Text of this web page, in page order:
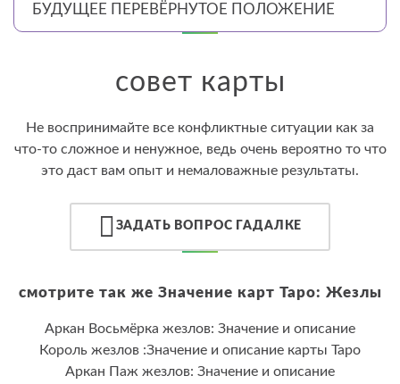
БУДУЩЕЕ ПЕРЕВЁРНУТОЕ ПОЛОЖЕНИЕ
совет карты
Не воспринимайте все конфликтные ситуации как за
что-то сложное и ненужное, ведь очень вероятно то что
это даст вам опыт и немаловажные результаты.
ЗАДАТЬ ВОПРОС ГАДАЛКЕ
смотрите так же Значение карт Таро: Жезлы
Аркан Восьмёрка жезлов: Значение и описание
Король жезлов :Значение и описание карты Таро
Аркан Паж жезлов: Значение и описание